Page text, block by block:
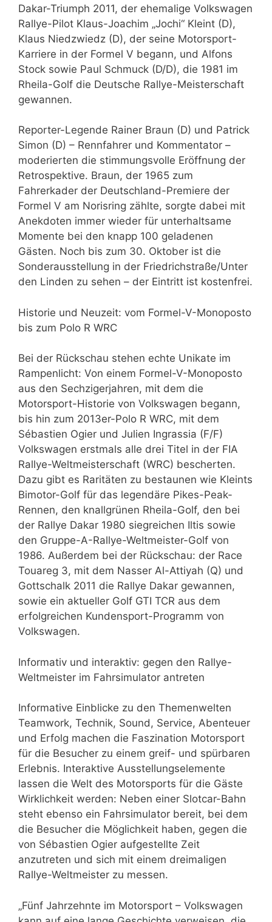
Dakar-Triumph 2011, der ehemalige Volkswagen
Rallye-Pilot Klaus-Joachim „Jochi“ Kleint (D),
Klaus Niedzwiedz (D), der seine Motorsport-
Karriere in der Formel V begann, und Alfons
Stock sowie Paul Schmuck (D/D), die 1981 im
Rheila-Golf die Deutsche Rallye-Meisterschaft
gewannen.
Reporter-Legende Rainer Braun (D) und Patrick
Simon (D) – Rennfahrer und Kommentator –
moderierten die stimmungsvolle Eröffnung der
Retrospektive. Braun, der 1965 zum
Fahrerkader der Deutschland-Premiere der
Formel V am Norisring zählte, sorgte dabei mit
Anekdoten immer wieder für unterhaltsame
Momente bei den knapp 100 geladenen
Gästen. Noch bis zum 30. Oktober ist die
Sonderausstellung in der Friedrichstraße/Unter
den Linden zu sehen – der Eintritt ist kostenfrei.
Historie und Neuzeit: vom Formel-V-Monoposto
bis zum Polo R WRC
Bei der Rückschau stehen echte Unikate im
Rampenlicht: Von einem Formel-V-Monoposto
aus den Sechzigerjahren, mit dem die
Motorsport-Historie von Volkswagen begann,
bis hin zum 2013er-Polo R WRC, mit dem
Sébastien Ogier und Julien Ingrassia (F/F)
Volkswagen erstmals alle drei Titel in der FIA
Rallye-Weltmeisterschaft (WRC) bescherten.
Dazu gibt es Raritäten zu bestaunen wie Kleints
Bimotor-Golf für das legendäre Pikes-Peak-
Rennen, den knallgrünen Rheila-Golf, den bei
der Rallye Dakar 1980 siegreichen Iltis sowie
den Gruppe-A-Rallye-Weltmeister-Golf von
1986. Außerdem bei der Rückschau: der Race
Touareg 3, mit dem Nasser Al-Attiyah (Q) und
Gottschalk 2011 die Rallye Dakar gewannen,
sowie ein aktueller Golf GTI TCR aus dem
erfolgreichen Kundensport-Programm von
Volkswagen.
Informativ und interaktiv: gegen den Rallye-
Weltmeister im Fahrsimulator antreten
Informative Einblicke zu den Themenwelten
Teamwork, Technik, Sound, Service, Abenteuer
und Erfolg machen die Faszination Motorsport
für die Besucher zu einem greif- und spürbaren
Erlebnis. Interaktive Ausstellungselemente
lassen die Welt des Motorsports für die Gäste
Wirklichkeit werden: Neben einer Slotcar-Bahn
steht ebenso ein Fahrsimulator bereit, bei dem
die Besucher die Möglichkeit haben, gegen die
von Sébastien Ogier aufgestellte Zeit
anzutreten und sich mit einem dreimaligen
Rallye-Weltmeister zu messen.
„Fünf Jahrzehnte im Motorsport – Volkswagen